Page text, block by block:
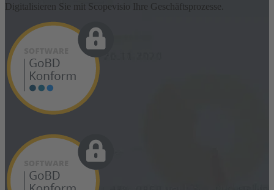
Digitalisieren Sie mit Scopevisio Ihre Geschäftsprozesse.